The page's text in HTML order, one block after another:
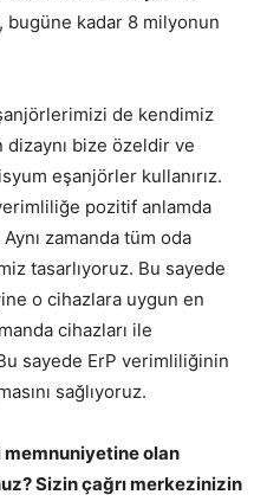
bugüne kadar 8 milyonun
de kendimiz
bize özeldir ve
eşanjörler kullanırız.
pozitif anlamda
zamanda tüm oda
tasarlıyoruz. Bu sayede
o cihazlara uygun en
cihazları ile
sayede ErP verimliliğinin
sağlıyoruz.
olan
Sizin çağrı merkezinizin